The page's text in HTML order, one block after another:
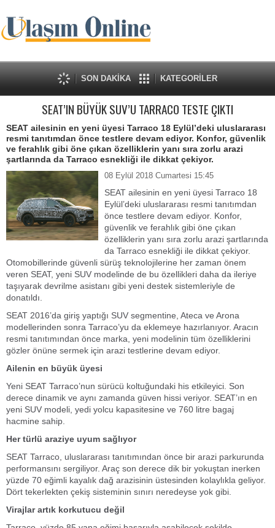
SON DAKİKA KATEGORİLER
SEAT’IN BÜYÜK SUV’U TARRACO TESTE ÇIKTI
SEAT ailesinin en yeni üyesi Tarraco 18 Eylül’deki uluslararası
resmi tanıtımdan önce testlere devam ediyor. Konfor, güvenlik
ve ferahlık gibi öne çıkan özelliklerin yanı sıra zorlu arazi
şartlarında da Tarraco esnekliği ile dikkat çekiyor.
08 Eylül 2018 Cumartesi 15:45
SEAT ailesinin en yeni üyesi Tarraco 18
Eylül’deki uluslararası resmi tanıtımdan
önce testlere devam ediyor. Konfor,
güvenlik ve ferahlık gibi öne çıkan
özelliklerin yanı sıra zorlu arazi şartlarında
da Tarraco esnekliği ile dikkat çekiyor.
Otomobillerinde güvenli sürüş teknolojilerine her zaman önem
veren SEAT, yeni SUV modelinde de bu özellikleri daha da ileriye
taşıyarak devrilme asistanı gibi yeni destek sistemleriyle de
donatıldı.
SEAT 2016’da giriş yaptığı SUV segmentine, Ateca ve Arona
modellerinden sonra Tarraco’yu da eklemeye hazırlanıyor. Aracın
resmi tanıtımından önce marka, yeni modelinin tüm özelliklerini
gözler önüne sermek için arazi testlerine devam ediyor.
Ailenin en büyük üyesi
Yeni SEAT Tarraco’nun sürücü koltuğundaki his etkileyici. Son
derece dinamik ve aynı zamanda güven hissi veriyor. SEAT’ın en
yeni SUV modeli, yedi yolcu kapasitesine ve 760 litre bagaj
hacmine sahip.
Her türlü araziye uyum sağlıyor
SEAT Tarraco, uluslararası tanıtımından önce bir arazi parkurunda
performansını sergiliyor. Araç son derece dik bir yokuştan inerken
yüzde 70 eğimli kayalık dağ arazisinin üstesinden kolaylıkla geliyor.
Dört tekerlekten çekiş sisteminin sınırı neredeyse yok gibi.
Virajlar artık korkutucu değil